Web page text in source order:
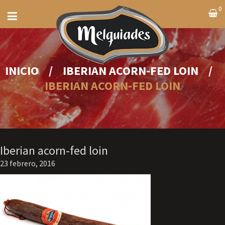
0
INICIO / IBERIAN ACORN-FED LOIN
/
IBERIAN ACORN-FED LOIN
Iberian acorn-fed loin
23 febrero, 2016